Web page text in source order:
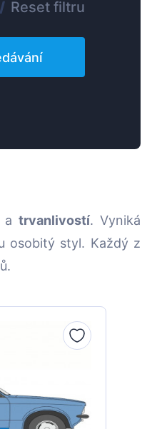
/ Reset filtru
trvanlivostí. Vyniká
osobitý styl. Každý z